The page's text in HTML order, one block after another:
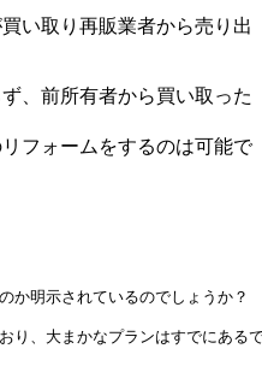
い取り再販業者から売り出
、前所有者から買い取った
フォームをするのは可能で
か明示されているのでしょうか？
り、大まかなプランはすでにある